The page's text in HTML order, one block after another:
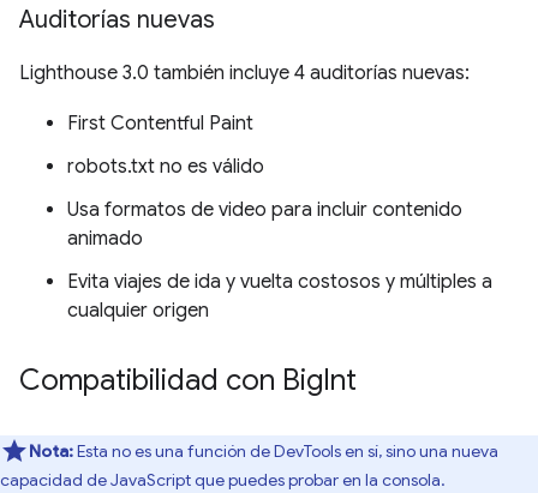
Auditorías nuevas
Lighthouse 3.0 también incluye 4 auditorías nuevas:
First Contentful Paint
robots.txt no es válido
Usa formatos de video para incluir contenido
animado
Evita viajes de ida y vuelta costosos y múltiples a
cualquier origen
Compatibilidad con BigInt
Nota:Esta no es una función de DevTools en sí, sino una nueva
capacidad de JavaScript que puedes probar en la consola.